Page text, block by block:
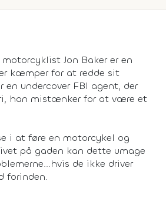
Jon Baker er en
kæmper for at redde sit
undercover FBI agent, der
han mistænker for at være et
i at føre en motorcykel og
på gaden kan dette umage
de ikke driver
forinden.